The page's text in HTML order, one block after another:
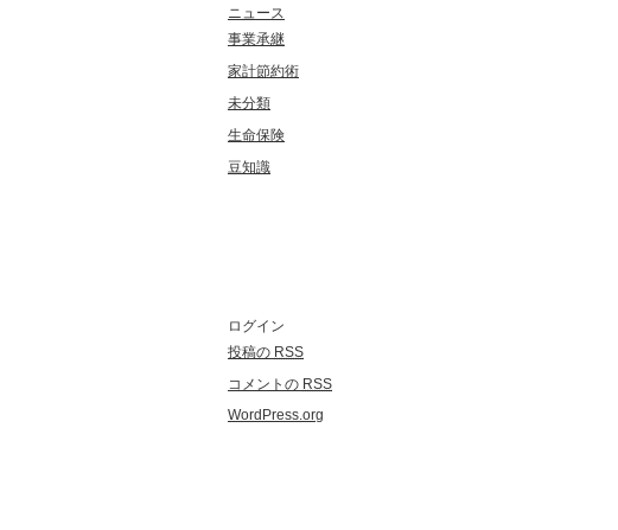
ニュース
事業承継
家計節約術
未分類
生命保険
豆知識
ログイン
投稿の RSS
コメントの RSS
WordPress.org